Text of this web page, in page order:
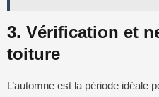
3. Vérification et
toiture
L’automne est la période idéale